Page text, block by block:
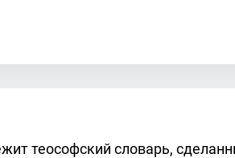
теософский словарь,